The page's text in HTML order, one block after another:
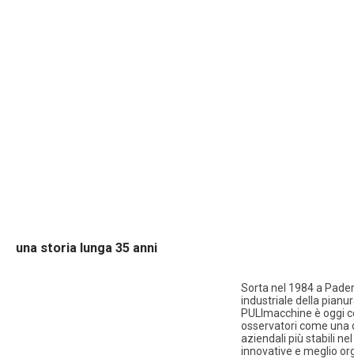
una storia lunga 35 anni
Sorta nel 1984 a
industriale della
PULImacchine è oggi
osservatori come una
aziendali più stabili
innovative e meglio